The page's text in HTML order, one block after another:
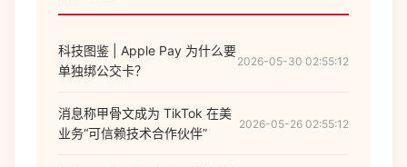
科技图鉴 | Apple Pay 为什么要
单独绑公交卡？
2026-05-30 02:55:12
消息称甲骨文成为 TikTok 在美
业务“可信赖技术合作伙伴”
2026-05-26 02:55:12